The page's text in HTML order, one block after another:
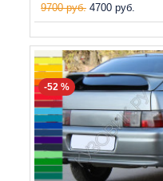
9700 руб. 4700 руб.
-52 %